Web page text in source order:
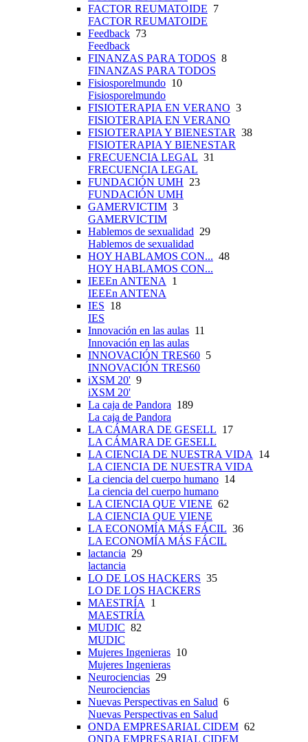
FACTOR REUMATOIDE 7
FACTOR REUMATOIDE
Feedback 73
Feedback
FINANZAS PARA TODOS 8
FINANZAS PARA TODOS
Fisiosporelmundo 10
Fisiosporelmundo
FISIOTERAPIA EN VERANO 3
FISIOTERAPIA EN VERANO
FISIOTERAPIA Y BIENESTAR 38
FISIOTERAPIA Y BIENESTAR
FRECUENCIA LEGAL 31
FRECUENCIA LEGAL
FUNDACIÓN UMH 23
FUNDACIÓN UMH
GAMERVICTIM 3
GAMERVICTIM
Hablemos de sexualidad 29
Hablemos de sexualidad
HOY HABLAMOS CON... 48
HOY HABLAMOS CON...
IEEEn ANTENA
1
IEEEn ANTENA
IES 18
IES
Innovación en las aulas 11
Innovación en las aulas
INNOVACIÓN TRES60 5
INNOVACIÓN TRES60
iXSM 20' 9
iXSM 20'
La caja de Pandora 189
La caja de Pandora
LA CÁMARA DE GESELL 17
LA CÁMARA DE GESELL
LA CIENCIA DE NUESTRA VIDA
14
LA CIENCIA DE NUESTRA VIDA
La ciencia del cuerpo humano 14
La ciencia del cuerpo humano
LA CIENCIA QUE VIENE 62
LA CIENCIA QUE VIENE
LA ECONOMÍA MÁS FÁCIL 36
LA ECONOMÍA MÁS FÁCIL
lactancia 29
lactancia
LO DE LOS HACKERS 35
LO DE LOS HACKERS
MAESTRÍA
1
MAESTRÍA
MUDIC 82
MUDIC
Mujeres Ingenieras 10
Mujeres Ingenieras
Neurociencias 29
Neurociencias
Nuevas Perspectivas en Salud 6
Nuevas Perspectivas en Salud
ONDA EMPRESARIAL CIDEM 62
ONDA EMPRESARIAL CIDEM